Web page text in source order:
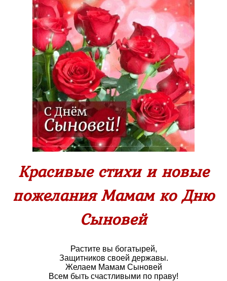
Красивые стихи и новые
пожелания Мамам ко Дню
Сыновей
Растите вы богатырей,
Защитников своей державы.
Желаем Мамам Сыновей
Всем быть счастливыми по праву!